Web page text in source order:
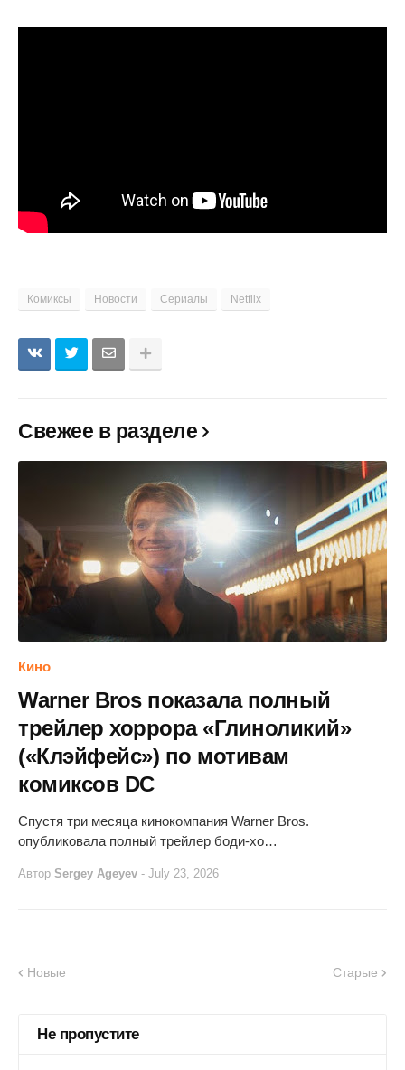
Комиксы Новости Сериалы Netflix
Свежее в разделе
Кино
Warner Bros показала полный
трейлер хоррора «Глиноликий»
(«Клэйфейс») по мотивам
комиксов DC
Спустя три месяца кинокомпания Warner Bros.
опубликовала полный трейлер боди-хо…
Автор Sergey Ageyev - July 23, 2026
Новые Старые
Не пропустите